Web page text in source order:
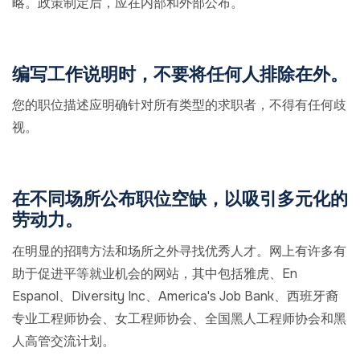
编写工作说明时，不要将任何人排除在外。
您的职位描述应明确针对所有类型的求职者，不得有任何歧
视。
在不同场所公布职位空缺，以吸引多元化的
劳动力。
在明显的招聘方法和场所之外寻找优秀人才。网上有许多有
助于促进平等就业机会的网站，其中包括雅虎、En
Espanol、Diversity Inc、America's Job Bank、西班牙裔
专业工程师协会、女工程师协会、全国黑人工程师协会和黑
人高管交流计划。